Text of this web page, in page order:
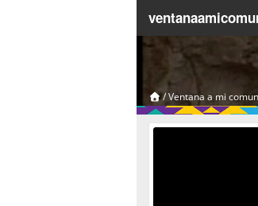
/Ventana a mi